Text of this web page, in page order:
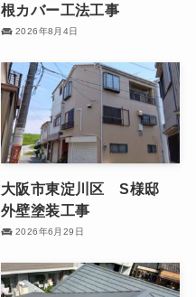
根カバー工法工事
2026年8月4日
大阪市東淀川区 S様邸
外壁塗装工事
2026年6月29日